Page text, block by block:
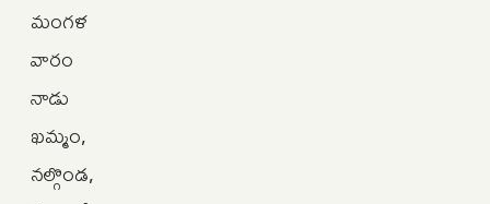
మంగళ
వారం
నాడు
ఖమ్మం,
నల్గొండ,